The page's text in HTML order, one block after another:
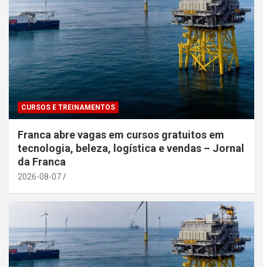
CURSOS E TREINAMENTOS
Franca abre vagas em cursos gratuitos em
tecnologia, beleza, logística e vendas – Jornal
da Franca
2026-08-07